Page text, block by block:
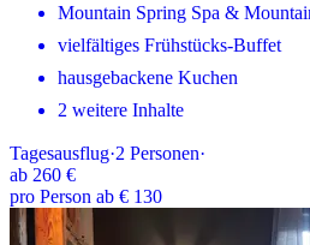
Mountain Spring Spa &
vielfältiges Frühstücks-Buffet
hausgebackene Kuchen
2 weitere Inhalte
Tagesausflug·2 Personen·
ab 260 €
pro Person ab € 130